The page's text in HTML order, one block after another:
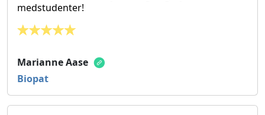
medstudenter!
Marianne Aase
Biopat